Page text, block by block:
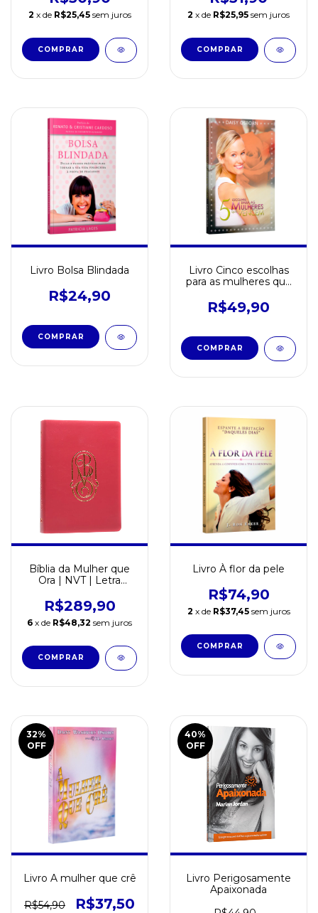
2 x de R$25,45 sem juros 2 x de R$25,95 sem juros
Livro Bolsa Blindada
R$24,90
Livro Cinco escolhas
para as mulheres que
R$49,90
Bíblia da Mulher que
Ora | NVT | Letra
R$289,90
6 x de R$48,32 sem juros
Livro À flor da pele
R$74,90
2 x de R$37,45 sem juros
32%
OFF
Livro A mulher que crê
R$54,90 R$37,50
40%
OFF
Livro Perigosamente
Apaixonada